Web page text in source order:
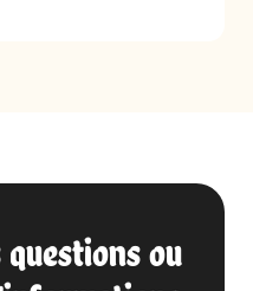
questions ou